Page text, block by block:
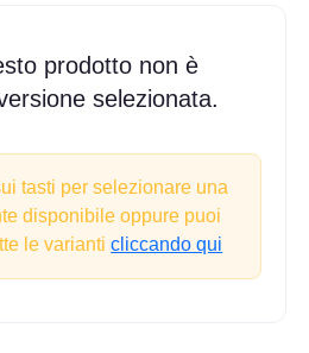
prodotto non è
selezionata.
tasti per selezionare una
disponibile oppure puoi
le varianticliccando qui